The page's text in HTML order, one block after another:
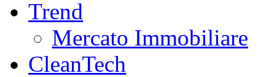
Trend
Mercato Immobiliare
CleanTech